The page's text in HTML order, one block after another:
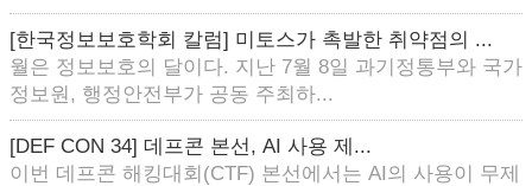
[한국정보보호학회 칼럼] 미토스가 촉발한 취약점의 ...
월은 정보보호의 달이다. 지난 7월 8일 과기정통부와 국가
정보원, 행정안전부가 공동 주최하...
[DEF CON 34] 데프콘 본선, AI 사용 제...
이번 데프콘 해킹대회(CTF) 본선에서는 AI의 사용이 무제